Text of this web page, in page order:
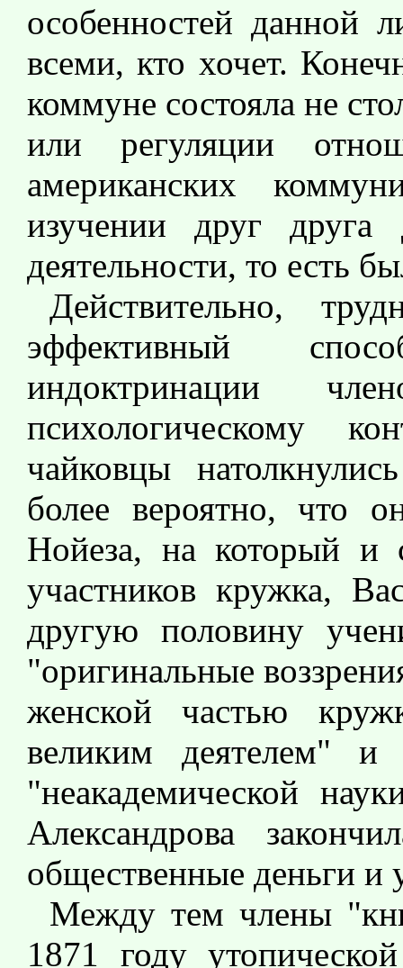
особенностей данной
всеми, кто хочет.
коммуне состояла не
или регуляции
американских
изучении друг друга
деятельности, то есть
Действительно,
эффективный
индоктринации
психологическому
чайковцы
более вероятно, что
Нойеза, на который и
участников кружка,
другую половину
"оригинальные
женской частью
великим деятелем" и
"неакадемической
Александрова
общественные деньги и
Между тем члены
1871 году